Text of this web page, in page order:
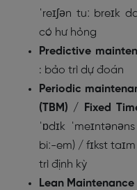
ˈreɪʃən tuː breɪk
có hư hỏng
Predictive
: bảo trì dự đoán
Periodic
(TBM) / Fixed
ˈɒdɪk
biː-em) / fɪkst
trì định kỳ
Lean Maintenance